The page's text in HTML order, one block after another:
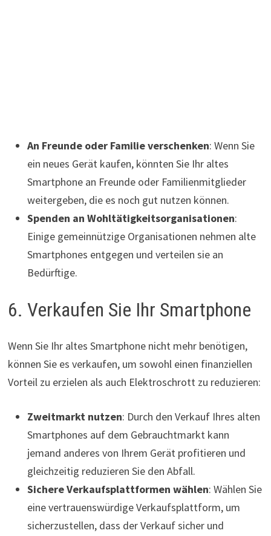
An Freunde oder Familie verschenken: Wenn Sie
ein neues Gerät kaufen, könnten Sie Ihr altes
Smartphone an Freunde oder Familienmitglieder
weitergeben, die es noch gut nutzen können.
Spenden an Wohltätigkeitsorganisationen:
Einige gemeinnützige Organisationen nehmen alte
Smartphones entgegen und verteilen sie an
Bedürftige.
6. Verkaufen Sie Ihr Smartphone
Wenn Sie Ihr altes Smartphone nicht mehr benötigen,
können Sie es verkaufen, um sowohl einen finanziellen
Vorteil zu erzielen als auch Elektroschrott zu reduzieren:
Zweitmarkt nutzen: Durch den Verkauf Ihres alten
Smartphones auf dem Gebrauchtmarkt kann
jemand anderes von Ihrem Gerät profitieren und
gleichzeitig reduzieren Sie den Abfall.
Sichere Verkaufsplattformen wählen: Wählen Sie
eine vertrauenswürdige Verkaufsplattform, um
sicherzustellen, dass der Verkauf sicher und